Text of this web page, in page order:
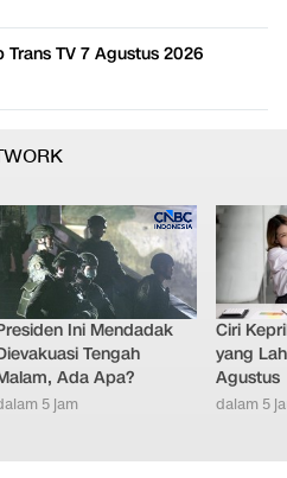
Trans TV 7 Agustus 2026
Ini Mendadak
Tengah
Ada Apa?
5 jam
Ciri
yang
Agustus
dalam 5